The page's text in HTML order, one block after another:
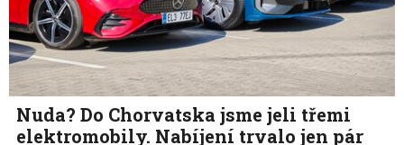
Nuda? Do Chorvatska jsme jeli třemi
elektromobily. Nabíjení trvalo jen pár